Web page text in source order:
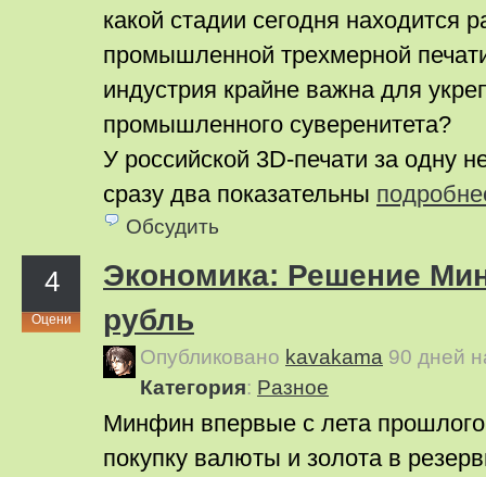
какой стадии сегодня находится
промышленной трехмерной
индустрия крайне важна для
промышленного суверенитета?
У российской 3D-печати за одну
сразу два показательны
Обсудить
4
Оцени
Экономика: Решение
рубль
Опубликовано kavakama 90 дней
Категория: Pазное
Минфин впервые с лета прошлого
покупку валюты и золота в